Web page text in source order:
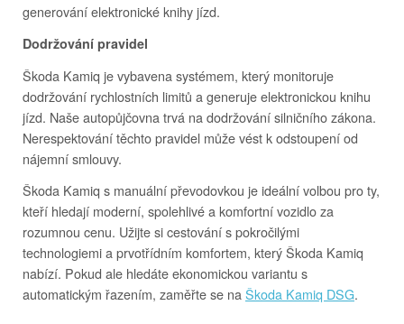
generování elektronické knihy jízd.
Dodržování pravidel
Škoda Kamiq je vybavena systémem, který monitoruje
dodržování rychlostních limitů a generuje elektronickou knihu
jízd. Naše autopůjčovna trvá na dodržování silničního zákona.
Nerespektování těchto pravidel může vést k odstoupení od
nájemní smlouvy.
Škoda Kamiq s manuální převodovkou je ideální volbou pro ty,
kteří hledají moderní, spolehlivé a komfortní vozidlo za
rozumnou cenu. Užijte si cestování s pokročilými
technologiemi a prvotřídním komfortem, který Škoda Kamiq
nabízí. Pokud ale hledáte ekonomickou variantu s
automatickým řazením, zaměřte se na Škoda Kamiq DSG.